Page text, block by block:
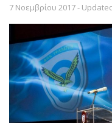
7 Νοεμβρίου 2017 -